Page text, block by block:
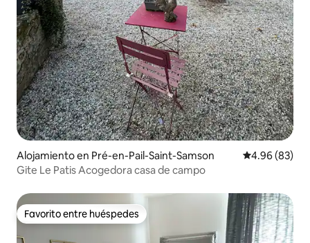
Alojamiento en Pré-en-Pail-Saint-Samson Calificación
4.96 (83)
Gite Le Patis Acogedora casa de campo
Favorito entre huéspedes
Favorito entre huéspedes